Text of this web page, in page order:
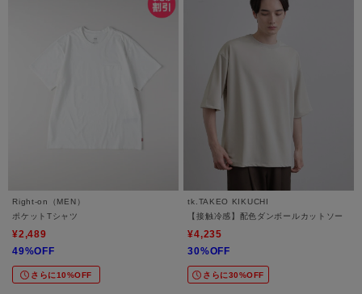
Right-on（MEN）
ポケットTシャツ
¥2,489
49%OFF
さらに10%OFF
tk.TAKEO KIKUCHI
【接触冷感】配色ダンボールカットソー
¥4,235
30%OFF
さらに30%OFF